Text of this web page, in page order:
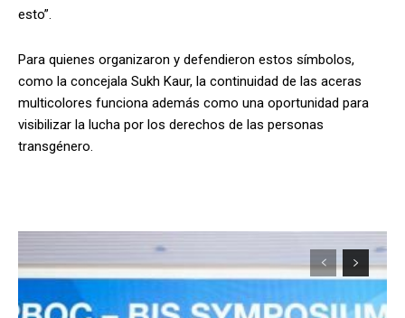
esto”.
Para quienes organizaron y defendieron estos símbolos,
como la concejala Sukh Kaur, la continuidad de las aceras
multicolores funciona además como una oportunidad para
visibilizar la lucha por los derechos de las personas
transgénero.